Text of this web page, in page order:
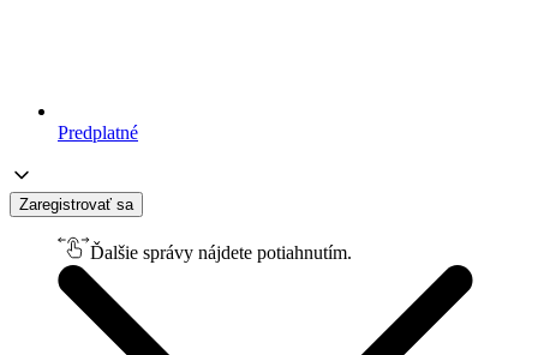
Predplatné
Zaregistrovať sa
Ďalšie správy nájdete potiahnutím.